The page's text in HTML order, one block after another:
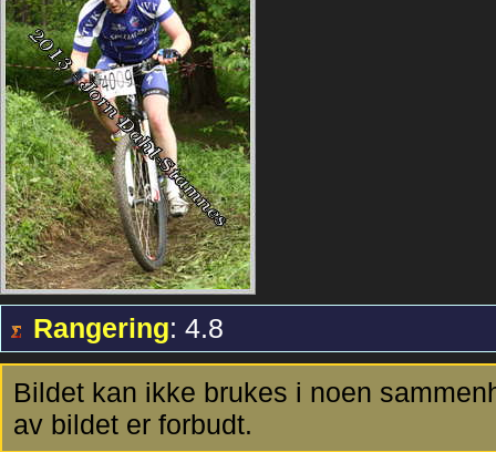
Rangering: 4.8
Bildet kan ikke brukes i noen
av bildet er forbudt.